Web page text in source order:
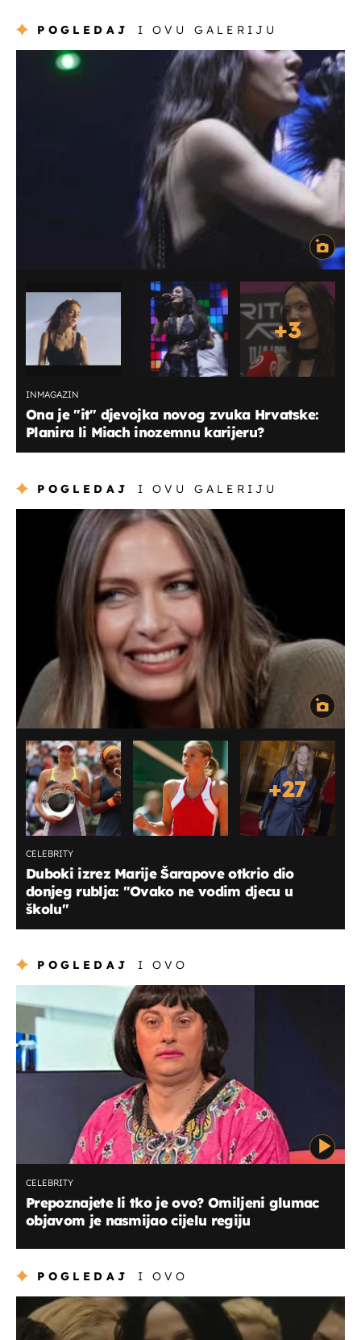
POGLEDAJ I OVU GALERIJU
+3
INMAGAZIN
Ona je "it" djevojka novog zvuka Hrvatske:
Planira li Miach inozemnu karijeru?
POGLEDAJ I OVU GALERIJU
+27
CELEBRITY
Duboki izrez Marije Šarapove otkrio dio
donjeg rublja: "Ovako ne vodim djecu u
školu"
POGLEDAJ I OVO
CELEBRITY
Prepoznajete li tko je ovo? Omiljeni glumac
objavom je nasmijao cijelu regiju
POGLEDAJ I OVO